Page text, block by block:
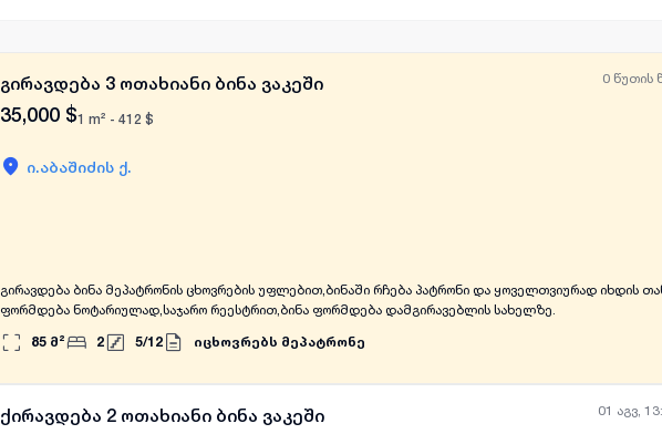
0 წუთის
გირავდება 3 ოთახიანი ბინა ვაკეში
35,000 $1 m² - 412 $
ი.აბაშიძის ქ.
გირავდება ბინა მეპატრონის ცხოვრების უფლებით,ბინაში რჩება პატრონი და ყოველთვიურად იხდის
ფორმდება ნოტარიულად,საჯარო რეესტრით,ბინა ფორმდება დამგირავებლის სახელზე.
85 მ² 2 5/12 იცხოვრებს მეპატრონე
01 აგვ,
ქირავდება 2 ოთახიანი ბინა ვაკეში